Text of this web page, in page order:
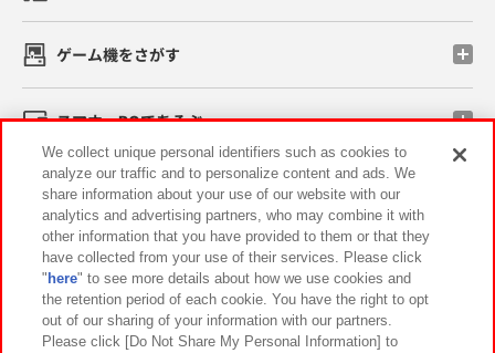
ゲーム機をさがす
スマホ・PCであそぶ
イベント・キャンペーン
関連会社 サステナビリティ サイトポリシー
プライバシーポリシー ウェブアクセシビリティ方針と検証結果
We collect unique personal identifiers such as cookies to
analyze our traffic and to personalize content and ads. We
share information about your use of our website with our
analytics and advertising partners, who may combine it with
other information that you have provided to them or that they
have collected from your use of their services. Please click
" here" to see more details about how we use cookies and
the retention period of each cookie. You have the right to opt
out of our sharing of your information with our partners.
Please click [Do Not Share My Personal Information] to